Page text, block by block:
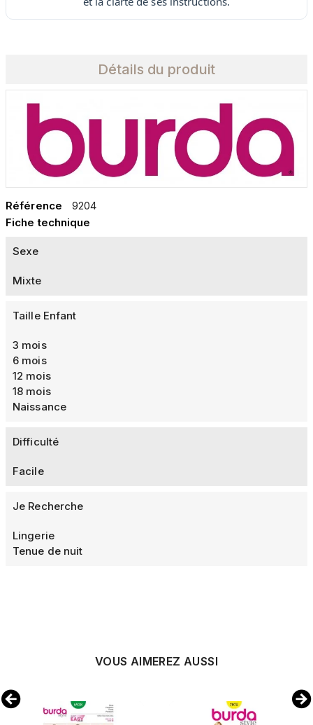
Détails du produit
Référence
9204
Fiche technique
Sexe
Mixte
Taille Enfant
3 mois
6 mois
12 mois
18 mois
Naissance
Difficulté
Facile
Je Recherche
Lingerie
Tenue de nuit
VOUS AIMEREZ AUSSI